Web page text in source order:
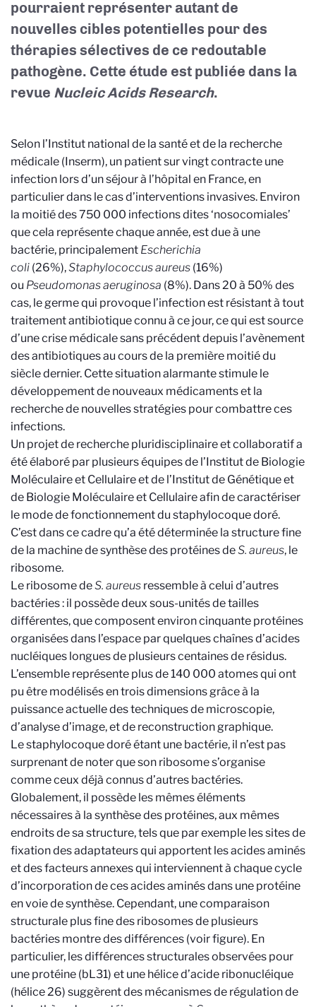
pourraient représenter autant de
nouvelles cibles potentielles pour des
thérapies sélectives de ce redoutable
pathogène. Cette étude est publiée dans la
revue Nucleic Acids Research.
Selon l’Institut national de la santé et de la recherche
médicale (Inserm), un patient sur vingt contracte une
infection lors d’un séjour à l’hôpital en France, en
particulier dans le cas d’interventions invasives. Environ
la moitié des 750 000 infections dites ‘nosocomiales’
que cela représente chaque année, est due à une
bactérie, principalement Escherichia
coli (26%),Staphylococcus aureus (16%)
ou Pseudomonas aeruginosa (8%). Dans 20 à 50% des
cas, le germe qui provoque l’infection est résistant à tout
traitement antibiotique connu à ce jour, ce qui est source
d’une crise médicale sans précédent depuis l’avènement
des antibiotiques au cours de la première moitié du
siècle dernier. Cette situation alarmante stimule le
développement de nouveaux médicaments et la
recherche de nouvelles stratégies pour combattre ces
infections.
Un projet de recherche pluridisciplinaire et collaboratif a
été élaboré par plusieurs équipes de l’Institut de Biologie
Moléculaire et Cellulaire et de l’Institut de Génétique et
de Biologie Moléculaire et Cellulaire afin de caractériser
le mode de fonctionnement du staphylocoque doré.
C’est dans ce cadre qu’a été déterminée la structure fine
de la machine de synthèse des protéines deS. aureus, le
ribosome.
Le ribosome deS. aureus ressemble à celui d’autres
bactéries : il possède deux sous-unités de tailles
différentes, que composent environ cinquante protéines
organisées dans l’espace par quelques chaînes d’acides
nucléiques longues de plusieurs centaines de résidus.
L’ensemble représente plus de 140 000 atomes qui ont
pu être modélisés en trois dimensions grâce à la
puissance actuelle des techniques de microscopie,
d’analyse d’image, et de reconstruction graphique.
Le staphylocoque doré étant une bactérie, il n’est pas
surprenant de noter que son ribosome s’organise
comme ceux déjà connus d’autres bactéries.
Globalement, il possède les mêmes éléments
nécessaires à la synthèse des protéines, aux mêmes
endroits de sa structure, tels que par exemple les sites de
fixation des adaptateurs qui apportent les acides aminés
et des facteurs annexes qui interviennent à chaque cycle
d’incorporation de ces acides aminés dans une protéine
en voie de synthèse. Cependant, une comparaison
structurale plus fine des ribosomes de plusieurs
bactéries montre des différences (voir figure). En
particulier, les différences structurales observées pour
une protéine (bL31) et une hélice d’acide ribonucléique
(hélice 26) suggèrent des mécanismes de régulation de